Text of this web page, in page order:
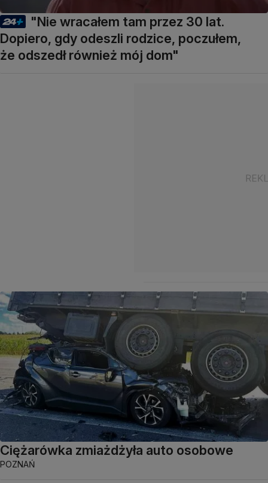
"Nie wracałem tam przez 30 lat.
Dopiero, gdy odeszli rodzice, poczułem,
że odszedł również mój dom"
Ciężarówka zmiażdżyła auto osobowe
POZNAŃ